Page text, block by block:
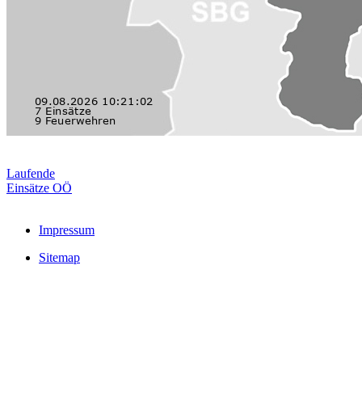
Laufende
Einsätze OÖ
Impressum
Sitemap